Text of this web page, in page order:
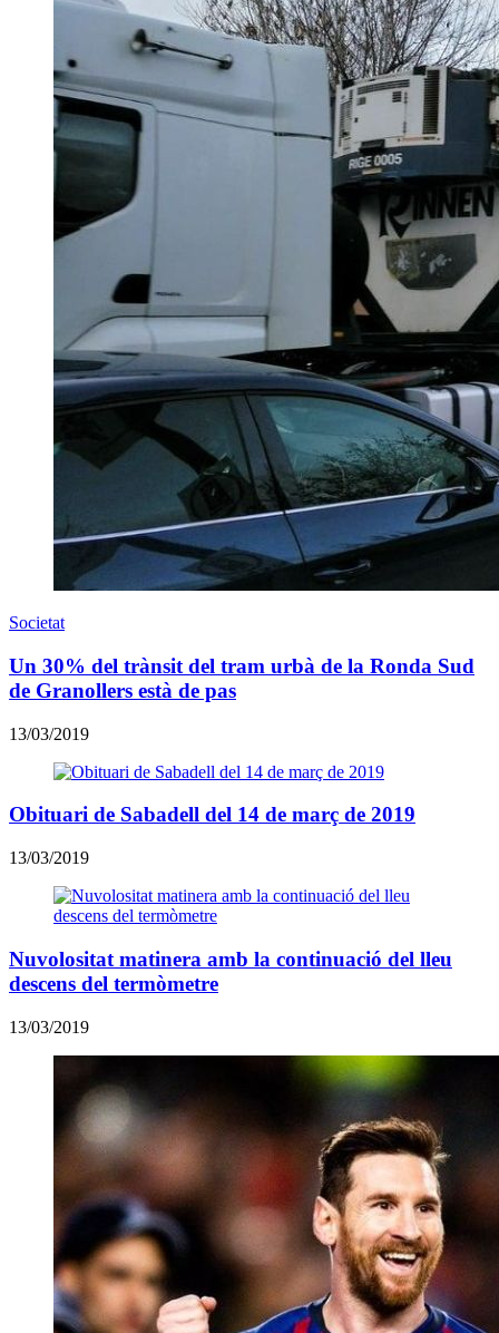
Societat
Un 30% del trànsit del tram urbà de la Ronda Sud
de Granollers està de pas
13/03/2019
Obituari de Sabadell del 14 de març de 2019
13/03/2019
Nuvolositat matinera amb la continuació del lleu
descens del termòmetre
13/03/2019